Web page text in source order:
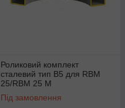
Роликовий комплект
сталевий тип B5 для RBM
25/RBM 25 M
Під замовлення